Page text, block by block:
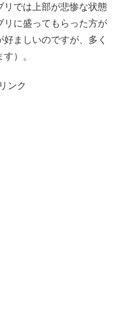
リでは上部が悲惨な状態
リに盛ってもらった方が
ましいのですが、多く
）。
ンク